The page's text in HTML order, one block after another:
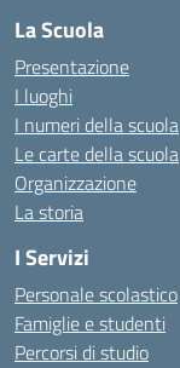
La Scuola
Presentazione
I luoghi
I numeri della scuola
Le carte della scuola
Organizzazione
La storia
I Servizi
Personale scolastico
Famiglie e studenti
Percorsi di studio